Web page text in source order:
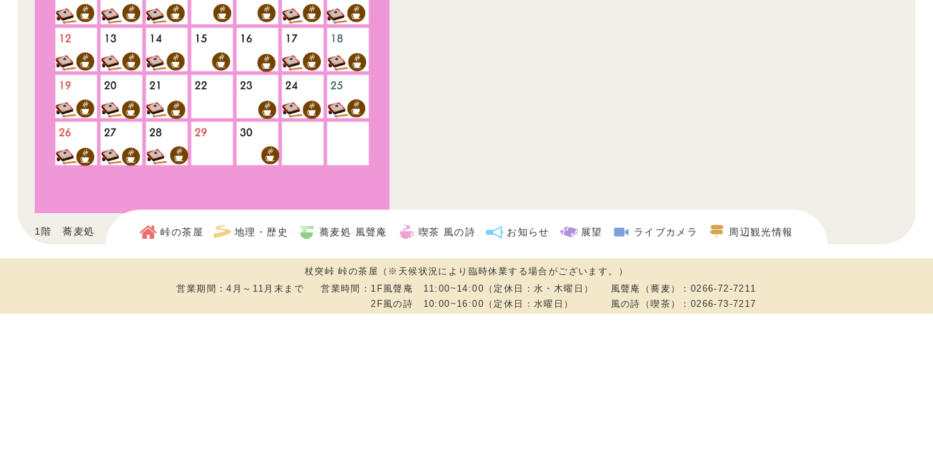
1階 蕎麦処 「風聲庵」 営業時間：11:00~14:00 定休日：水・木
2階 喫茶 「風の詩」 営業時間：10:00~16:00 定休日：水
峠の茶屋 地理・歴史 蕎麦処 風聲庵 喫茶 風の詩 お知らせ 展望 ライブカメラ 周辺観光情報
杖突峠 峠の茶屋（※天候状況により臨時休業する場合がございます。）
営業期間：4月～11月末まで
営業時間： 1F風聲庵 11:00~14:00（定休日：水・木曜日）
2F風の詩 10:00~16:00（定休日：水曜日）
風聲庵（蕎麦）：0266-72-7211
風の詩（喫茶）：0266-73-7217